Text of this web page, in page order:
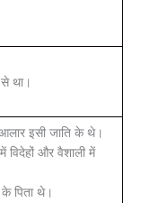
था।
इसी जाति के थे।
विदेहों और वैशाली में
पिता थे।